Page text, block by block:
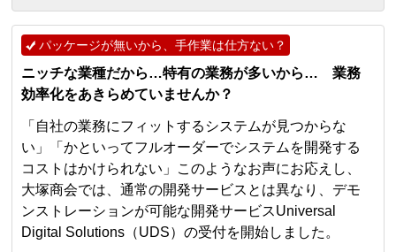
パッケージが無いから、手作業は仕方ない？
ニッチな業種だから…特有の業務が多いから… 業務
効率化をあきらめていませんか？
「自社の業務にフィットするシステムが見つからな
い」「かといってフルオーダーでシステムを開発する
コストはかけられない」このようなお声にお応えし、
大塚商会では、通常の開発サービスとは異なり、デモ
ンストレーションが可能な開発サービスUniversal
Digital Solutions（UDS）の受付を開始しました。